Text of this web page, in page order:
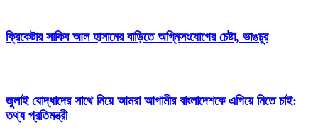
ক্রিকেটার সাকিব আল হাসানের বাড়িতে অগ্নিসংযোগের চেষ্টা, ভাঙচুর
জুলাই যোদ্ধাদের সাথে নিয়ে আমরা আগামীর বাংলাদেশকে এগিয়ে নিতে চাই:
তথ্য প্রতিমন্ত্রী